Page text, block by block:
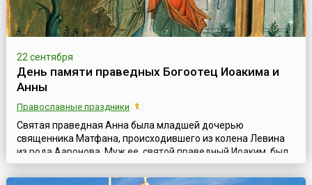
22 сентября
День памяти праведных Богоотец Иоакима и
Анны
Православные праздники
Святая праведная Анна была младшей дочерью
священника Матфана, происходившего из колена Левина
из рода Ааронова. Муж ее, святой праведный Иоаким, был
родом из колена Иудина, из дома царя Давида. По
древнему обетованию, из рода Давидова должен был